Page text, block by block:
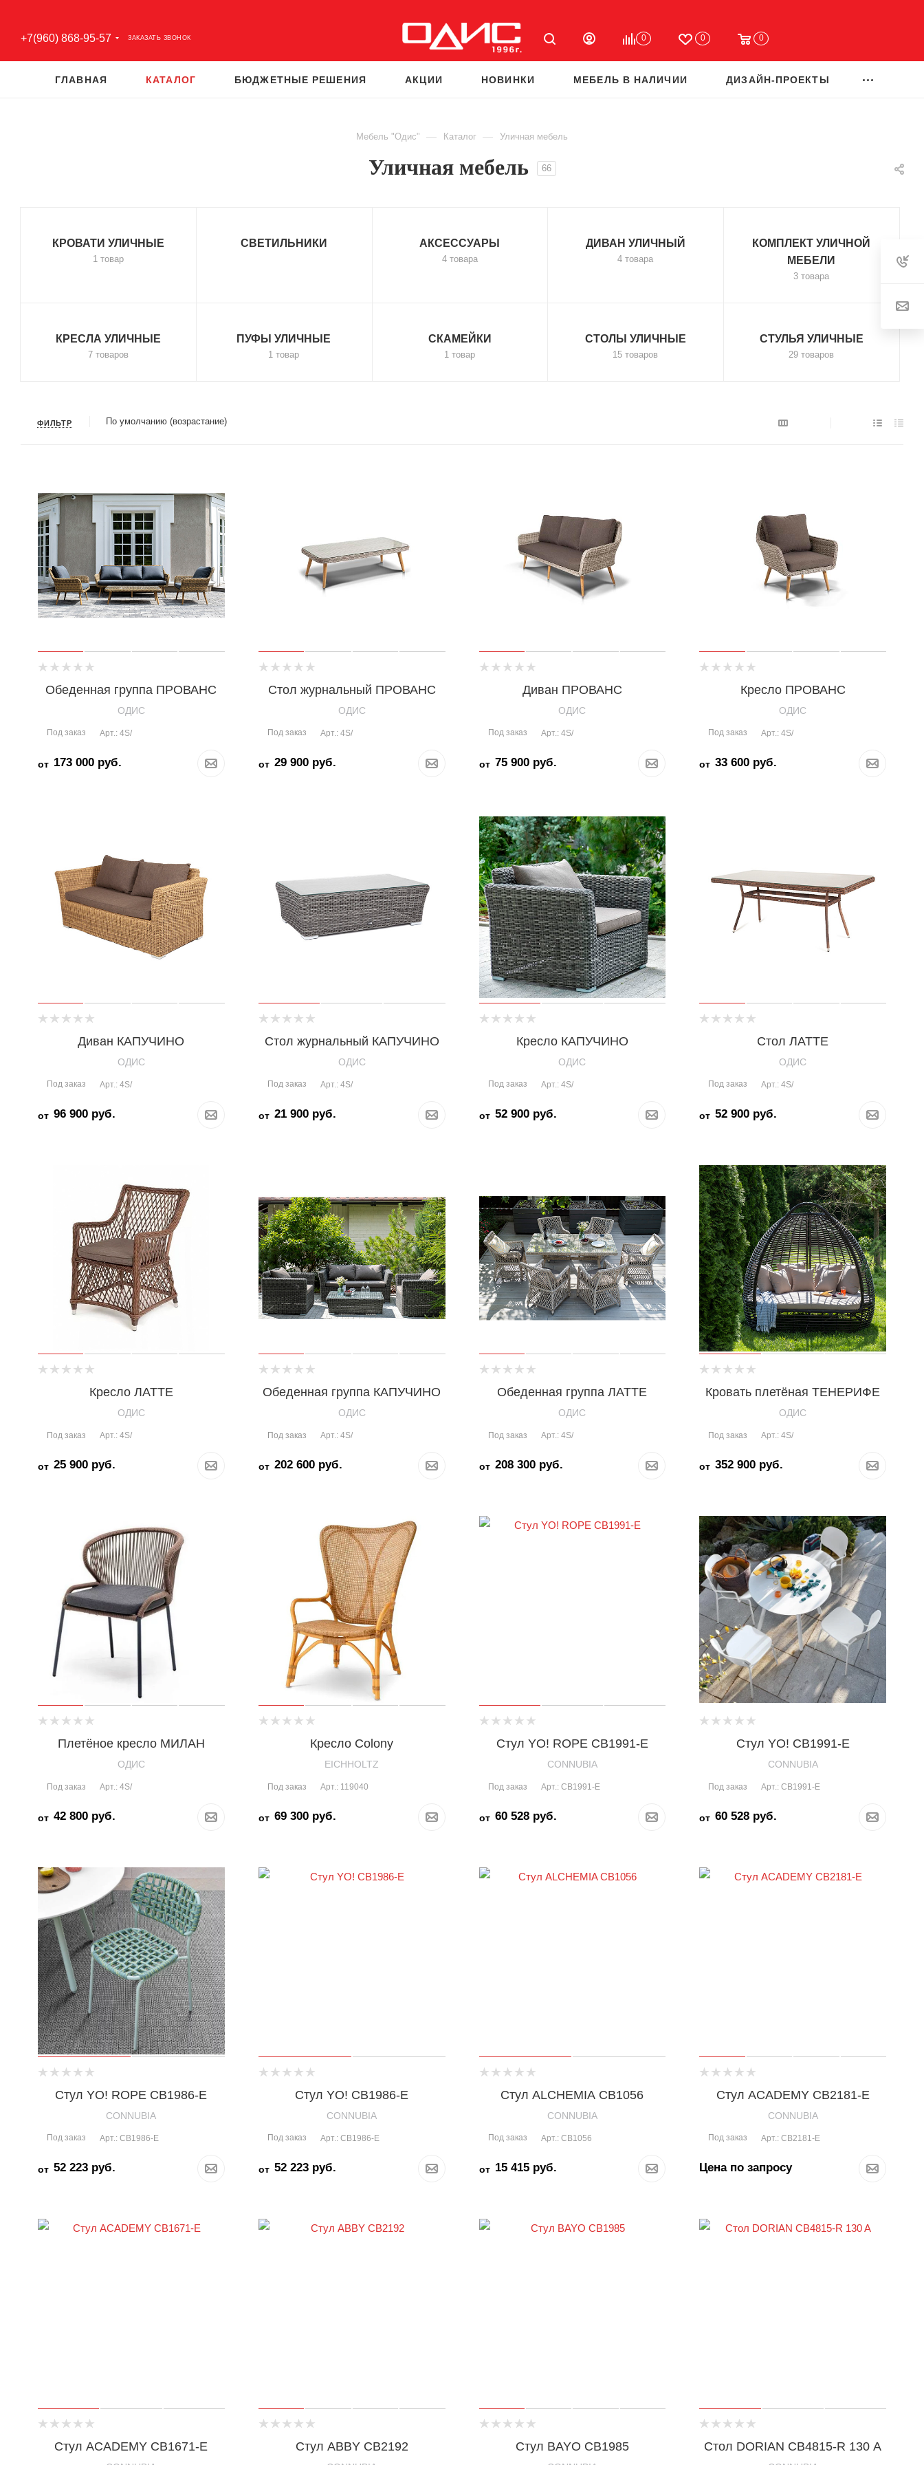
+7(960) 868-95-57 ЗАКАЗАТЬ ЗВОНОК 0 0 0
ГЛАВНАЯ КАТАЛОГ БЮДЖЕТНЫЕ РЕШЕНИЯ АКЦИИ НОВИНКИ МЕБЕЛЬ В НАЛИЧИИ ДИЗАЙН-ПРОЕКТЫ
Мебель "Одис" — Каталог — Уличная мебель
Уличная мебель 66
КРОВАТИ УЛИЧНЫЕ
1 товар
СВЕТИЛЬНИКИ АКСЕССУАРЫ
4 товара
ДИВАН УЛИЧНЫЙ
4 товара
КОМПЛЕКТ УЛИЧНОЙ
МЕБЕЛИ
3 товара
КРЕСЛА УЛИЧНЫЕ
7 товаров
ПУФЫ УЛИЧНЫЕ
1 товар
СКАМЕЙКИ
1 товар
СТОЛЫ УЛИЧНЫЕ
15 товаров
СТУЛЬЯ УЛИЧНЫЕ
29 товаров
ФИЛЬТР По умолчанию (возрастание)
Обеденная группа ПРОВАНС
OДИС
Под заказ Арт.: 4S/
от 173 000 руб.
Стол журнальный ПРОВАНС
OДИС
Под заказ Арт.: 4S/
от 29 900руб.
Диван ПРОВАНС
OДИС
Под заказ Арт.: 4S/
от 75 900руб.
Кресло ПРОВАНС
OДИС
Под заказ Арт.: 4S/
от 33 600 руб.
Диван КАПУЧИНО
OДИС
Под заказ Арт.: 4S/
от 96 900 руб.
Стол журнальный КАПУЧИНО
OДИС
Под заказ Арт.: 4S/
от 21 900руб.
Кресло КАПУЧИНО
OДИС
Под заказ Арт.: 4S/
от 52 900руб.
Стол ЛАТТЕ
OДИС
Под заказ Арт.: 4S/
от 52 900 руб.
Кресло ЛАТТЕ
OДИС
Под заказ Арт.: 4S/
от 25 900 руб.
Обеденная группа КАПУЧИНО
OДИС
Под заказ Арт.: 4S/
от 202 600руб.
Обеденная группа ЛАТТЕ
OДИС
Под заказ Арт.: 4S/
от 208 300руб.
Кровать плетёная ТЕНЕРИФЕ
OДИС
Под заказ Арт.: 4S/
от 352 900 руб.
Плетёное кресло МИЛАН
OДИС
Под заказ Арт.: 4S/
от 42 800 руб.
Кресло Colony
EICHHOLTZ
Под заказ Арт.: 119040
от 69 300руб.
Стул YO! ROPE CB1991-E
CONNUBIA
Под заказ Арт.: CB1991-E
от 60 528руб.
Стул YO! CB1991-E
CONNUBIA
Под заказ Арт.: CB1991-E
от 60 528 руб.
Стул YO! ROPE CB1986-E
CONNUBIA
Под заказ Арт.: CB1986-E
от 52 223 руб.
Стул YO! CB1986-E
CONNUBIA
Под заказ Арт.: CB1986-E
от 52 223руб.
Стул ALCHEMIA CB1056
CONNUBIA
Под заказ Арт.: CB1056
от 15 415руб.
Стул ACADEMY CB2181-E
CONNUBIA
Под заказ Арт.: CB2181-E
Цена по запросу
Стул ACADEMY CB1671-E Стул ABBY CB2192 Стул BAYO CB1985 Стол DORIAN CB4815-R 130 A